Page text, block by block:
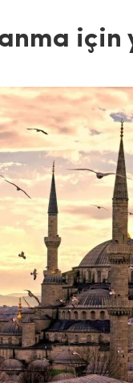
için